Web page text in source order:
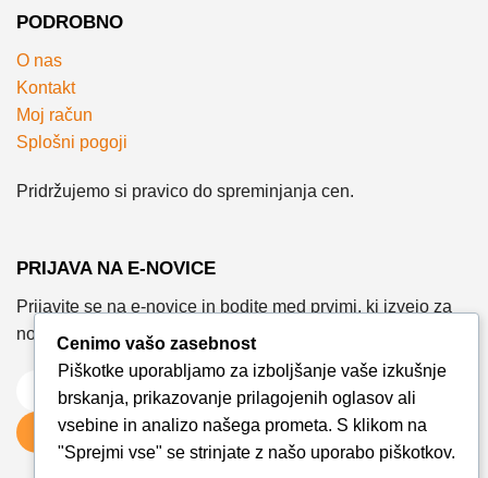
PODROBNO
O nas
Kontakt
Moj račun
Splošni pogoji
Pridržujemo si pravico do spreminjanja cen.
PRIJAVA NA E-NOVICE
Prijavite se na e-novice in bodite med prvimi, ki izvejo za
novosti, posebne ponudbe in koristne nasvete.
PRIJAVA
Cenimo vašo zasebnost
Piškotke uporabljamo za izboljšanje vaše izkušnje
brskanja, prikazovanje prilagojenih oglasov ali
vsebine in analizo našega prometa. S klikom na
"Sprejmi vse" se strinjate z našo uporabo piškotkov.